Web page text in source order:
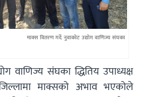
नुवाकोट उद्योग वाणिज्य संघका
वाणिज्य संघका द्धितिय उपाध्यक्ष
माक्सको अभाव भएकोले